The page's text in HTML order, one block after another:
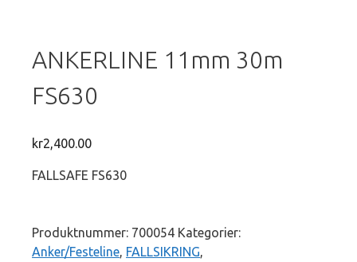
ANKERLINE 11mm 30m
FS630
kr2,400.00
FALLSAFE FS630
Produktnummer: 700054 Kategorier:
Anker/Festeline, FALLSIKRING,